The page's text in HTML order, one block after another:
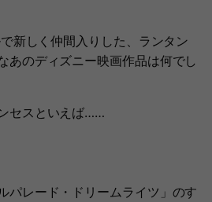
新しく仲間入りした、ランタン
あのディズニー映画作品は何でし
セスといえば……
パレード・ドリームライツ」のす